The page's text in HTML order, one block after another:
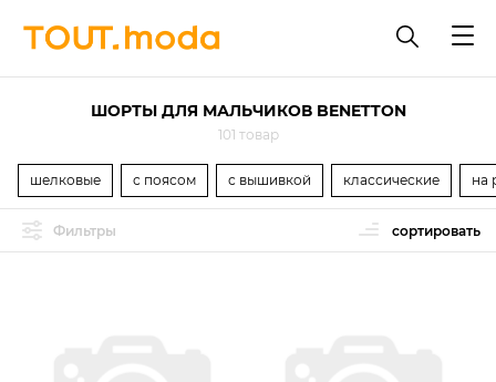
ШОРТЫ ДЛЯ МАЛЬЧИКОВ BENETTON
101 товар
шелковые с поясом с вышивкой классические на
Фильтры сортировать